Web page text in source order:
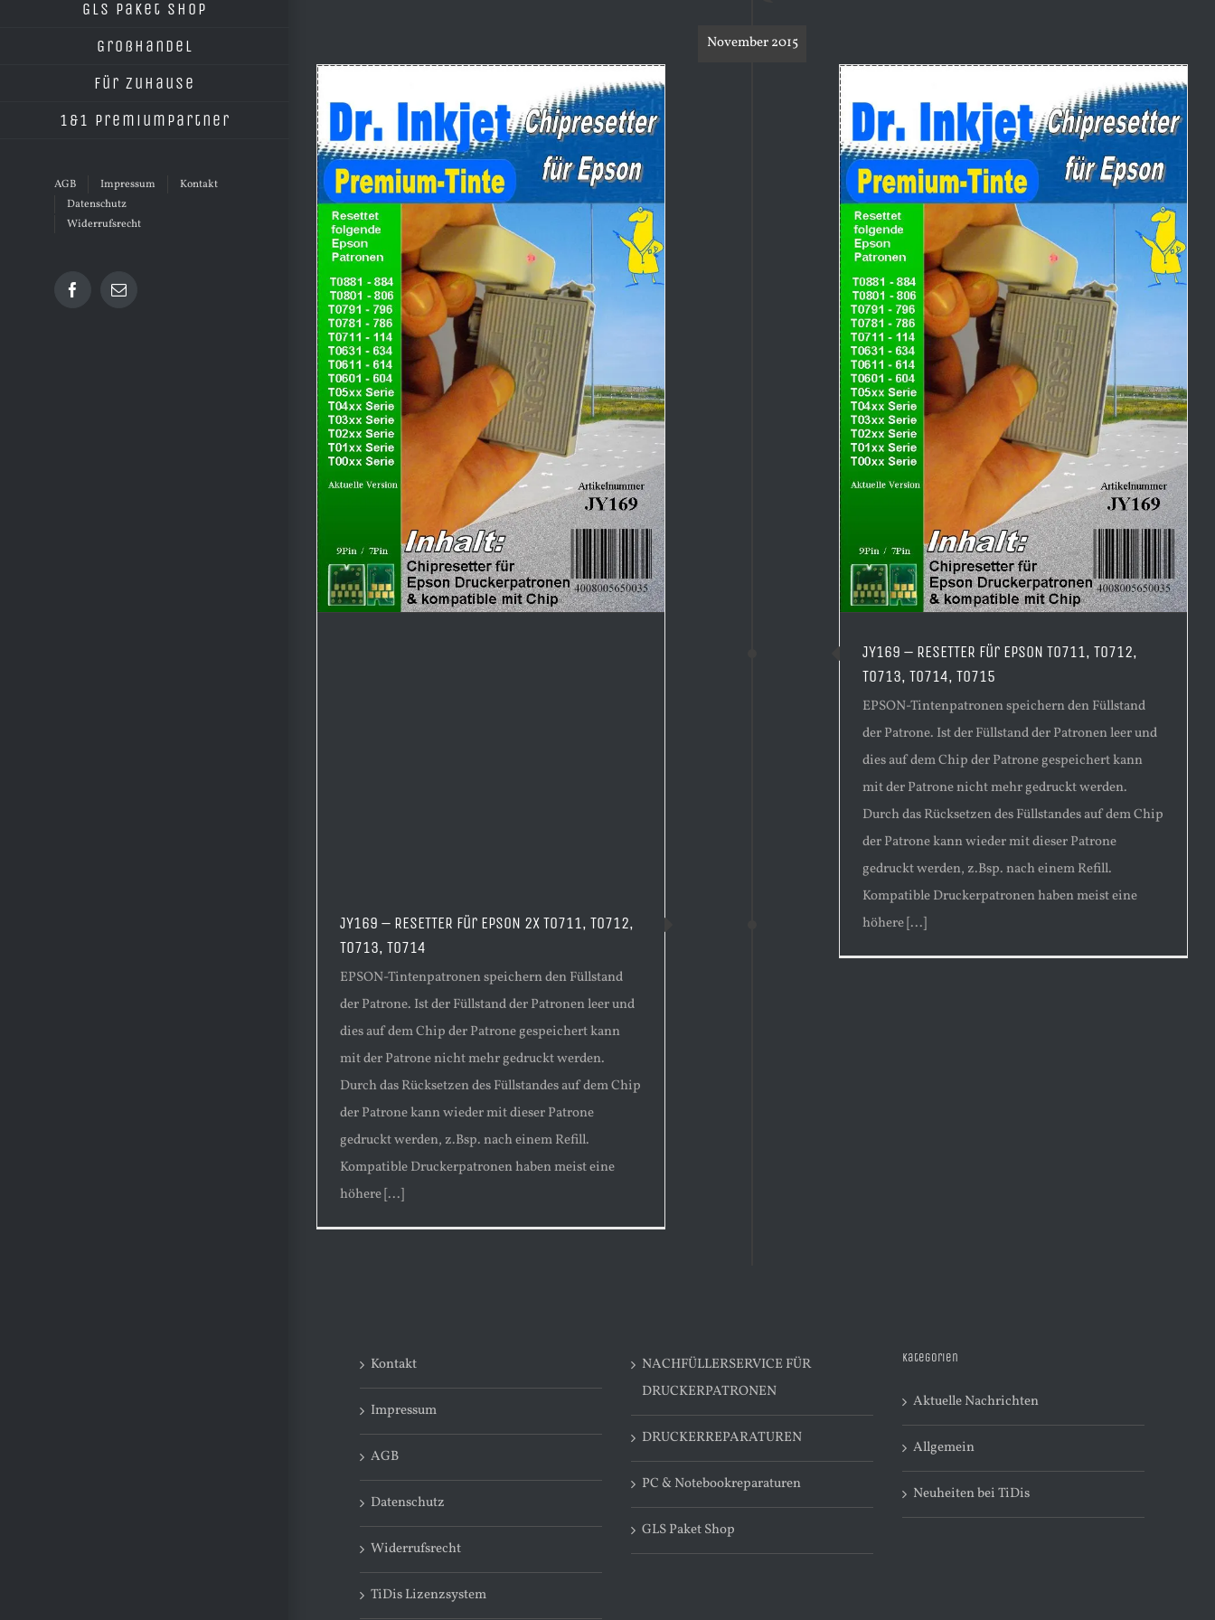
GLS Paket Shop
Großhandel
Für Zuhause
1&1 Premiumpartner
AGB Impressum
Kontakt
Datenschutz
Widerrufsrecht
Facebook
E-
November 2015
JY169 – RESETTER für EPSON 2X T0711, T0712,
T0713, T0714
EPSON-Tintenpatronen speichern den Füllstand
der Patrone. Ist der Füllstand der Patronen leer und
dies auf dem Chip der Patrone gespeichert kann
mit der Patrone nicht mehr gedruckt werden.
Durch das Rücksetzen des Füllstandes auf dem Chip
der Patrone kann wieder mit dieser Patrone
gedruckt werden, z.Bsp. nach einem Refill.
Kompatible Druckerpatronen haben meist eine
höhere [...]
JY169 – RESETTER für EPSON T0711, T0712,
T0713, T0714, T0715
EPSON-Tintenpatronen speichern den Füllstand
der Patrone. Ist der Füllstand der Patronen leer und
dies auf dem Chip der Patrone gespeichert kann
mit der Patrone nicht mehr gedruckt werden.
Durch das Rücksetzen des Füllstandes auf dem Chip
der Patrone kann wieder mit dieser Patrone
gedruckt werden, z.Bsp. nach einem Refill.
Kompatible Druckerpatronen haben meist eine
höhere [...]
Kontakt
Impressum
AGB
Datenschutz
Widerrufsrecht
TiDis Lizenzsystem
NACHFÜLLERSERVICE FÜR
DRUCKERPATRONEN
DRUCKERREPARATUREN
PC & Notebookreparaturen
GLS Paket Shop
Kategorien
Aktuelle Nachrichten
Allgemein
Neuheiten bei TiDis